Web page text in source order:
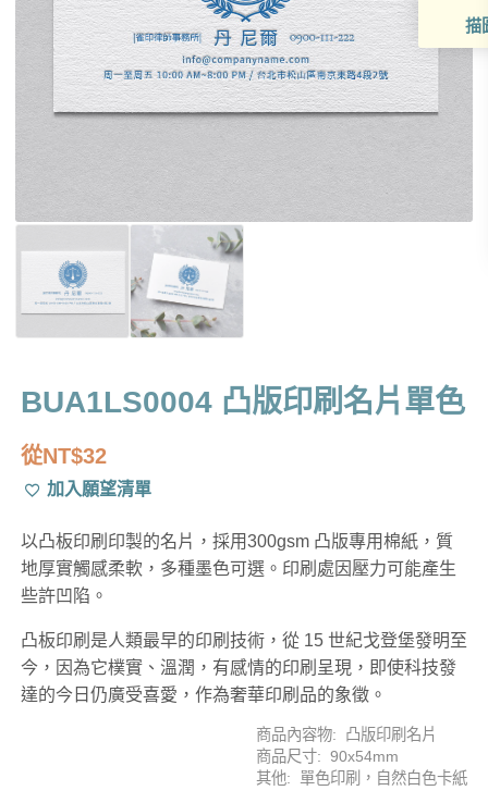
描
BUA1LS0004 凸版印刷名片單色
從NT$32
加入願望清單
以凸板印刷印製的名片，採用300gsm 凸版專用棉紙，質
地厚實觸感柔軟，多種墨色可選。印刷處因壓力可能產生
些許凹陷。
凸板印刷是人類最早的印刷技術，從 15 世紀戈登堡發明至
今，因為它樸實、溫潤，有感情的印刷呈現，即使科技發
達的今日仍廣受喜愛，作為奢華印刷品的象徵。
商品內容物: 凸版印刷名片
商品尺寸: 90x54mm
其他: 單色印刷，自然白色卡紙